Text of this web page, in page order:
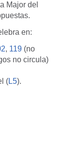
Major del
en:
, 119 (no
no circula)
(L5).